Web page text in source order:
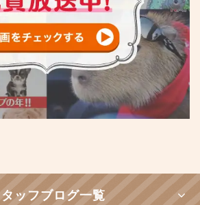
タッフブログ一覧